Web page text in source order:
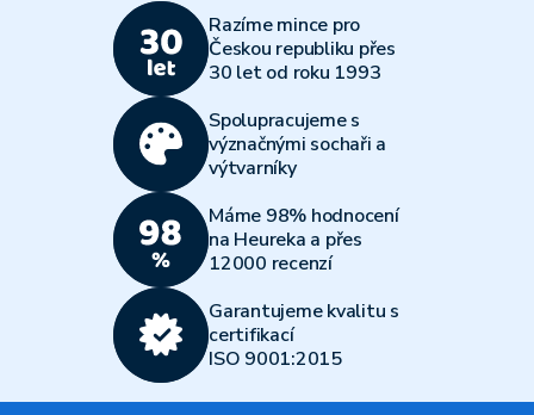
Razíme mince pro
Českou republiku přes
30 let od roku 1993
Spolupracujeme s
význačnými sochaři a
výtvarníky
Máme 98% hodnocení
na Heureka a přes
12000 recenzí
Garantujeme kvalitu s
certifikací
ISO 9001:2015